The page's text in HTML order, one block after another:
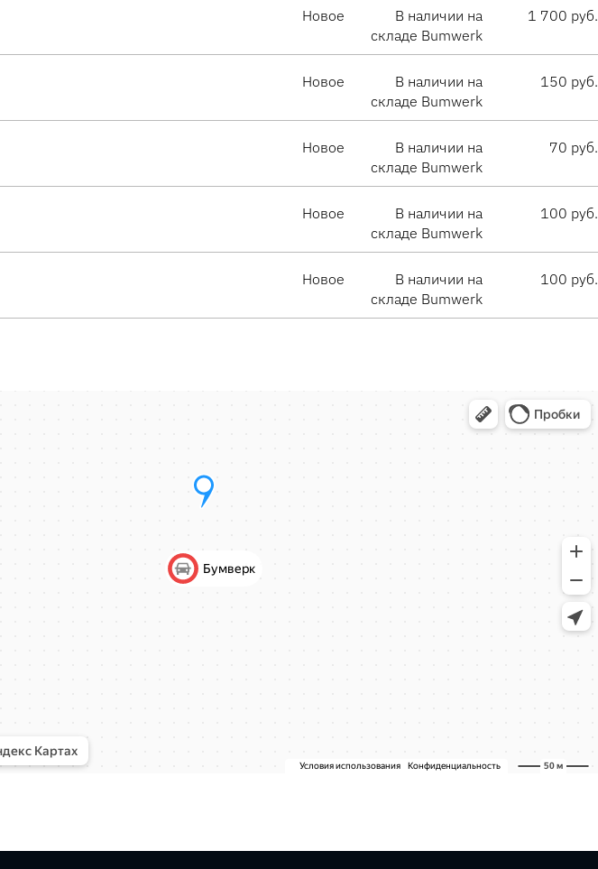
Новое
В наличии на
складе Bumwerk
1 700 руб.
Новое
В наличии на
складе Bumwerk
150 руб.
Новое
В наличии на
складе Bumwerk
70 руб.
Новое
В наличии на
складе Bumwerk
100 руб.
Новое
В наличии на
складе Bumwerk
100 руб.